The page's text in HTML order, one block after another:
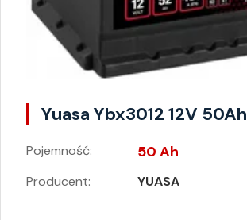
Yuasa Ybx3012 12V 50Ah
Pojemność: 50 Ah
Producent: YUASA